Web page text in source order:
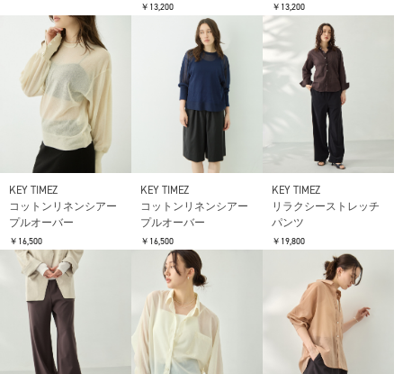
￥13,200 ￥13,200
KEY TIMEZ
コットンリネンシアー
プルオーバー
￥16,500
KEY TIMEZ
コットンリネンシアー
プルオーバー
￥16,500
KEY TIMEZ
リラクシーストレッチ
パンツ
￥19,800